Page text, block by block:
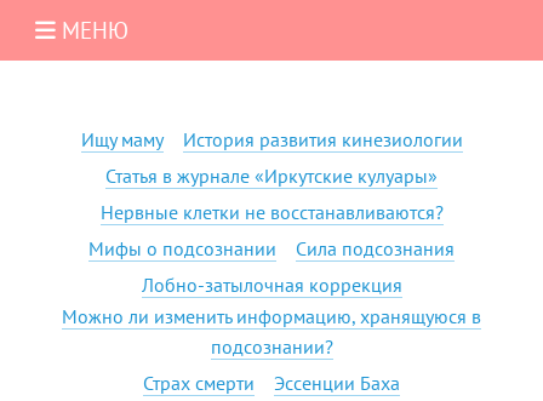
МЕНЮ
Ищу маму
История развития кинезиологии
Статья в журнале «Иркутские кулуары»
Нервные клетки не восстанавливаются?
Мифы о подсознании
Сила подсознания
Лобно-затылочная коррекция
Можно ли изменить информацию, хранящуюся в
подсознании?
Страх смерти
Эссенции Баха